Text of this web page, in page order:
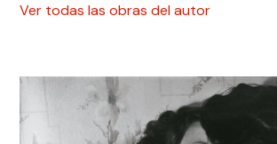
Ver todas las obras del autor